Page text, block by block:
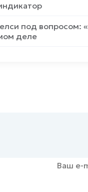
под вопросом:
деле